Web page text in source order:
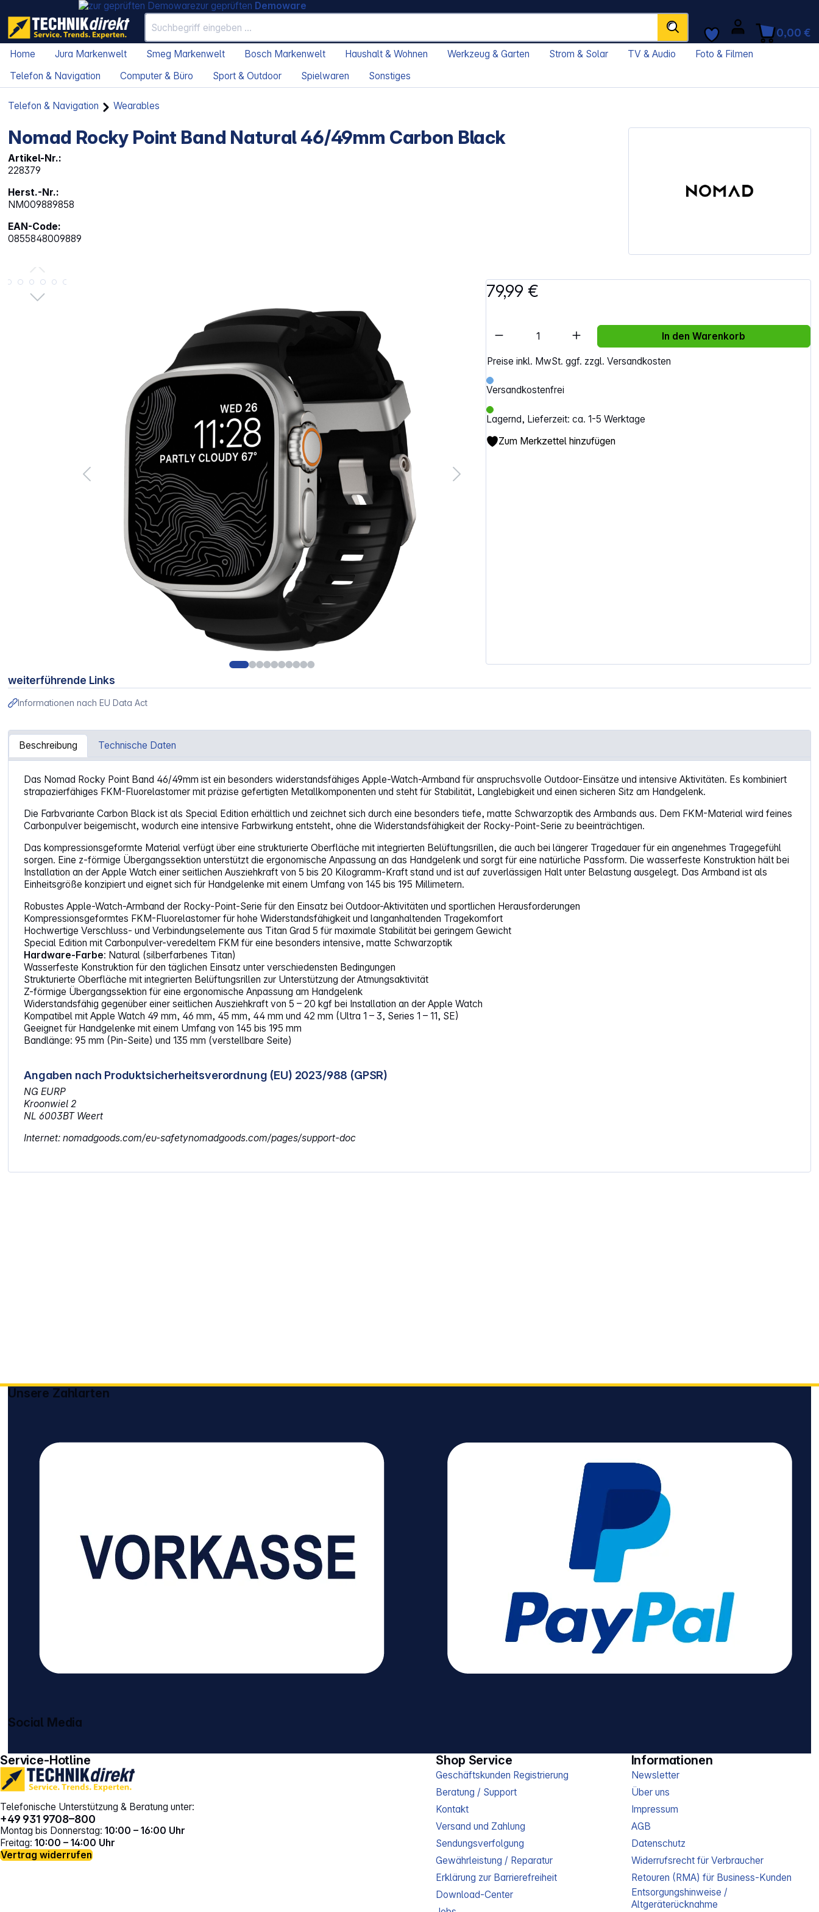
zur geprüften Demoware
0,00 €
Home Jura Markenwelt Smeg Markenwelt Bosch Markenwelt Haushalt & Wohnen Werkzeug & Garten Strom & Solar TV & Audio
Foto & Filmen
Telefon & Navigation
Computer & Büro Sport & Outdoor Spielwaren Sonstiges
Telefon & Navigation Wearables
Nomad Rocky Point Band Natural 46/49mm Carbon Black
Artikel-Nr.:
228379
Herst.-Nr.:
NM009889858
EAN-Code:
0855848009889
Bildergalerie überspringen 79,99 €
Preise inkl. MwSt. ggf. zzgl. Versandkosten
Versandkostenfrei
Lagernd, Lieferzeit: ca. 1-5 Werktage
Artikel Anzahl: Gib den gewünschten Wert ein
In den Warenkorb
Zum Merkzettel hinzufügen
weiterführende Links
Informationen nach EU Data Act
Beschreibung Technische Daten
Artikelinformationen "Nomad Rocky Point Band Natural 46/49mm Carbon Black"
Das Nomad Rocky Point Band 46/49mm ist ein besonders widerstandsfähiges Apple-Watch-Armband für anspruchsvolle Outdoor-Einsätze und intensive Aktivitäten. Es kombiniert
strapazierfähiges FKM-Fluorelastomer mit präzise gefertigten Metallkomponenten und steht für Stabilität, Langlebigkeit und einen sicheren Sitz am Handgelenk.
Die Farbvariante Carbon Black ist als Special Edition erhältlich und zeichnet sich durch eine besonders tiefe, matte Schwarzoptik des Armbands aus. Dem FKM-Material wird feines
Carbonpulver beigemischt, wodurch eine intensive Farbwirkung entsteht, ohne die Widerstandsfähigkeit der Rocky-Point-Serie zu beeinträchtigen.
Das kompressionsgeformte Material verfügt über eine strukturierte Oberfläche mit integrierten Belüftungsrillen, die auch bei längerer Tragedauer für ein angenehmes Tragegefühl
sorgen. Eine z-förmige Übergangssektion unterstützt die ergonomische Anpassung an das Handgelenk und sorgt für eine natürliche Passform. Die wasserfeste Konstruktion hält bei
Installation an der Apple Watch einer seitlichen Ausziehkraft von 5 bis 20 Kilogramm-Kraft stand und ist auf zuverlässigen Halt unter Belastung ausgelegt. Das Armband ist als
Einheitsgröße konzipiert und eignet sich für Handgelenke mit einem Umfang von 145 bis 195 Millimetern.
Robustes Apple-Watch-Armband der Rocky-Point-Serie für den Einsatz bei Outdoor-Aktivitäten und sportlichen Herausforderungen
Kompressionsgeformtes FKM-Fluorelastomer für hohe Widerstandsfähigkeit und langanhaltenden Tragekomfort
Hochwertige Verschluss- und Verbindungselemente aus Titan Grad 5 für maximale Stabilität bei geringem Gewicht
Special Edition mit Carbonpulver-veredeltem FKM für eine besonders intensive, matte Schwarzoptik
Hardware-Farbe: Natural (silberfarbenes Titan)
Wasserfeste Konstruktion für den täglichen Einsatz unter verschiedensten Bedingungen
Strukturierte Oberfläche mit integrierten Belüftungsrillen zur Unterstützung der Atmungsaktivität
Z-förmige Übergangssektion für eine ergonomische Anpassung am Handgelenk
Widerstandsfähig gegenüber einer seitlichen Ausziehkraft von 5 – 20 kgf bei Installation an der Apple Watch
Kompatibel mit Apple Watch 49 mm, 46 mm, 45 mm, 44 mm und 42 mm (Ultra 1 – 3, Series 1 – 11, SE)
Geeignet für Handgelenke mit einem Umfang von 145 bis 195 mm
Bandlänge: 95 mm (Pin-Seite) und 135 mm (verstellbare Seite)
Angaben nach Produktsicherheitsverordnung (EU) 2023/988 (GPSR)
NG EURP
Kroonwiel 2
NL 6003BT Weert
Internet: nomadgoods.com/eu-safetynomadgoods.com/pages/support-doc
Service-Hotline
Telefonische Unterstützung & Beratung unter:
+49 931 9708–800
Montag bis Donnerstag: 10:00 – 16:00 Uhr
Freitag: 10:00 – 14:00 Uhr
Vertrag widerrufen
Shop Service
Geschäftskunden Registrierung
Beratung / Support
Kontakt
Versand und Zahlung
Sendungsverfolgung
Gewährleistung / Reparatur
Erklärung zur Barrierefreiheit
Download-Center
Informationen
Newsletter
Über uns
Impressum
AGB
Datenschutz
Widerrufsrecht für Verbraucher
Retouren (RMA) für Business-Kunden
Entsorgungshinweise /
Altgeräterücknahme
Unsere Zahlarten
Social Media